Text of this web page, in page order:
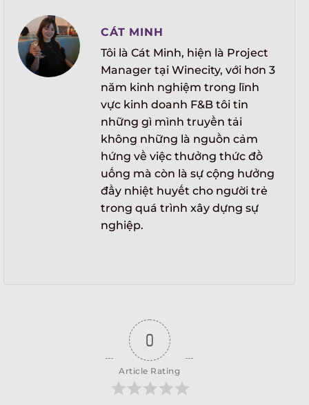
CÁT MINH
Tôi là Cát Minh, hiện là Project
Manager tại Winecity, với hơn 3
năm kinh nghiệm trong lĩnh
vực kinh doanh F&B tôi tin
những gì mình truyền tải
không những là nguồn cảm
hứng về việc thưởng thức đồ
uống mà còn là sự cộng hưởng
đầy nhiệt huyết cho người trẻ
trong quá trình xây dựng sự
nghiệp.
0
Article Rating